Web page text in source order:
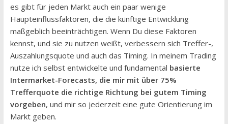
es gibt für jeden Markt auch ein paar wenige
Haupteinflussfaktoren, die die künftige Entwicklung
maßgeblich beeinträchtigen. Wenn Du diese Faktoren
kennst, und sie zu nutzen weißt, verbessern sich Treffer-,
Auszahlungsquote und auch das Timing. In meinem Trading
nutze ich selbst entwickelte und fundamental basierte
Intermarket-Forecasts, die mir mit über 75%
Trefferquote die richtige Richtung bei gutem Timing
vorgeben, und mir so jederzeit eine gute Orientierung im
Markt geben.